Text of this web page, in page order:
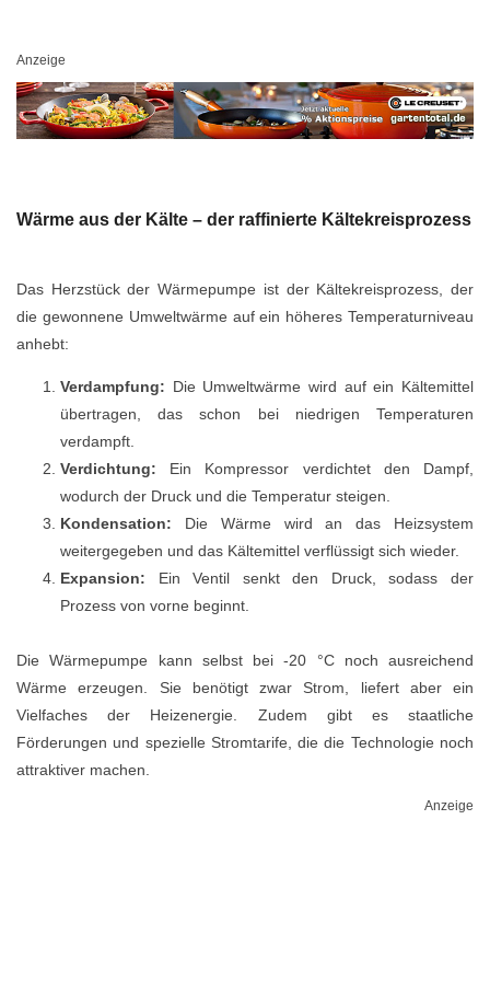
Anzeige
Wärme aus der Kälte – der raffinierte Kältekreisprozess
Das Herzstück der Wärmepumpe ist der Kältekreisprozess, der
die gewonnene Umweltwärme auf ein höheres Temperaturniveau
anhebt:
Verdampfung: Die Umweltwärme wird auf ein Kältemittel
übertragen, das schon bei niedrigen Temperaturen
verdampft.
Verdichtung: Ein Kompressor verdichtet den Dampf,
wodurch der Druck und die Temperatur steigen.
Kondensation: Die Wärme wird an das Heizsystem
weitergegeben und das Kältemittel verflüssigt sich wieder.
Expansion: Ein Ventil senkt den Druck, sodass der
Prozess von vorne beginnt.
Die Wärmepumpe kann selbst bei -20 °C noch ausreichend
Wärme erzeugen. Sie benötigt zwar Strom, liefert aber ein
Vielfaches der Heizenergie. Zudem gibt es staatliche
Förderungen und spezielle Stromtarife, die die Technologie noch
attraktiver machen.
Anzeige